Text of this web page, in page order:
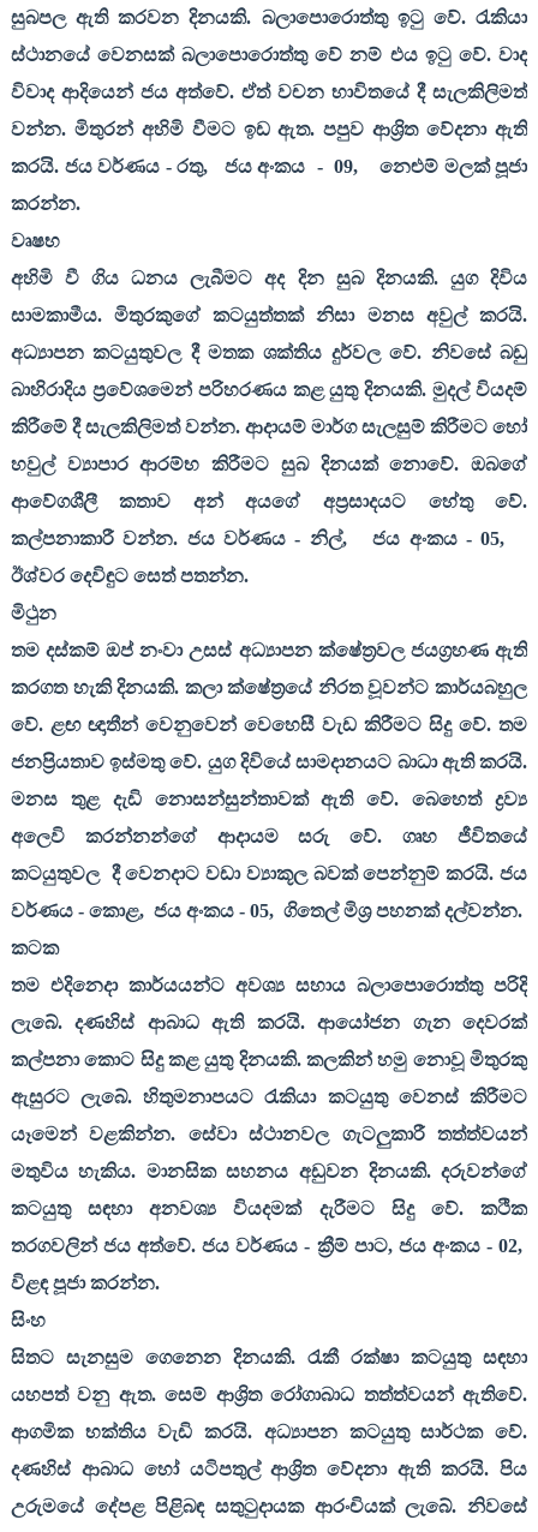
සුබපල ඇති කරවන දිනයකි. බලාපොරොත්තු ඉටු වේ. රැකියා
ස්ථානයේ වෙනසක් බලාපොරොත්තු වේ නම් එය ඉටු වේ. වාද
විවාද ආදියෙන් ජය අත්වේ. ඒත් වචන භාවිතයේ දී සැලකිලිමත්
වන්න. මිතුරන් අහිමි වීමට ඉඩ ඇත. පපුව ආශ්‍රිත වේදනා ඇති
කරයි. ජය වර්ණය - රතු, ජය අංකය - 09,
නෙළුම් මලක් පූජා
කරන්න.
වෘෂභ
අහිමි වී ගිය ධනය ලැබීමට අද දින සුබ දිනයකි. යුග දිවිය
සාමකාමීය. මිතුරකුගේ කටයුත්තක් නිසා මනස අවුල් කරයි.
අධ්‍යාපන කටයුතුවල දී මතක ශක්තිය දුර්වල වේ. නිවසේ බඩු
බාහිරාදිය ප්‍රවේශමෙන් පරිහරණය කළ යුතු දිනයකි. මුදල් වියදම්
කිරීමේ දී සැලකිලිමත් වන්න. ආදායම් මාර්ග සැලසුම් කිරීමට හෝ
හවුල් ව්‍යාපාර ආරම්භ කිරීමට සුබ දිනයක් නොවේ. ඔබගේ
ආවේගශීලී කතාව අන් අයගේ අප්‍රසාදයට හේතු වේ.
කල්පනාකාරී වන්න. ජය වර්ණය - නිල්, ජය අංකය -05,
ඊශ්වර දෙවිඳුට සෙත් පතන්න.
මිථුන
තම දස්කම් ඔප් නංවා උසස් අධ්‍යාපන ක්ෂේත්‍රවල ජයග්‍රහණ ඇති
කරගත හැකි දිනයකි. කලා ක්ෂේත්‍රයේ නිරත වූවන්ට කාර්යබහුල
වේ. ළඟ ඥාතීන් වෙනුවෙන් වෙහෙසී වැඩ කිරීමට සිදු වේ. තම
ජනප්‍රියතාව ඉස්මතු වේ. යුග දිවියේ සාමදානයට බාධා ඇති කරයි.
මනස තුළ දැඩි නොසන්සුන්තාවක් ඇති වේ. බෙහෙත් ද්‍රව්‍ය
අලෙවි කරන්නන්ගේ ආදායම සරු වේ. ගෘහ ජීවිතයේ
කටයුතුවල දී වෙනදාට වඩා ව්‍යාකූල බවක් පෙන්නුම් කරයි. ජය
වර්ණය - කොළ, ජය අංකය - 05, ගිතෙල් මිශ්‍ර පහනක් දල්වන්න.
කටක
තම එදිනෙදා කාර්යයන්ට අවශ්‍ය සහාය බලාපොරොත්තු පරිදි
ලැබේ. දණහිස් ආබාධ ඇති කරයි. ආයෝජන ගැන දෙවරක්
කල්පනා කොට සිදු කළ යුතු දිනයකි. කලකින් හමු නොවූ මිතුරකු
ඇසුරට ලැබේ. හිතුමනාපයට රැකියා කටයුතු වෙනස් කිරීමට
යෑමෙන් වළකින්න. සේවා ස්ථානවල ගැටලුකාරී තත්ත්වයන්
මතුවිය හැකිය. මානසික සහනය අඩුවන දිනයකි. දරුවන්ගේ
කටයුතු සඳහා අනවශ්‍ය වියදමක් දැරීමට සිදු වේ. කථික
තරගවලින් ජය අත්වේ. ජය වර්ණය - ක්‍රීම් පාට, ජය අංකය -02,
විළඳ පූජා කරන්න.
සිංහ
සිතට සැනසුම ගෙනෙන දිනයකි. රැකී රක්ෂා කටයුතු සඳහා
යහපත් වනු ඇත. සෙම් ආශ්‍රිත රෝගාබාධ තත්ත්වයන් ඇතිවේ.
ආගමික භක්තිය වැඩි කරයි. අධ්‍යාපන කටයුතු සාර්ථක වේ.
දණහිස් ආබාධ හෝ යටිපතුල් ආශ්‍රිත වේදනා ඇති කරයි. පිය
උරුමයේ දේපළ පිළිබඳ සතුටුදායක ආරංචියක් ලැබේ. නිවසේ